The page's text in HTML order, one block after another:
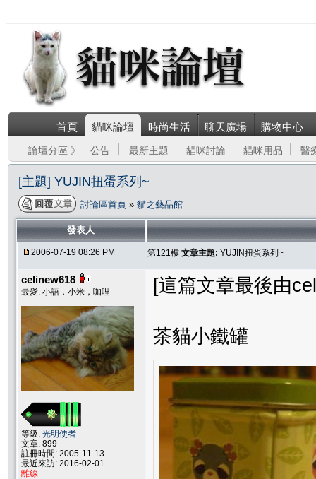
首頁 貓咪論壇 時尚生活 聊天廣場 購物中心
論壇分區 》 公告 最新主題 貓咪討論 貓咪用品 醫
[主題] YUJIN扭蛋系列~
討論區首頁 » 貓之藝品館
發表人
2006-07-19 08:26 PM 第121樓 文章主題: YUJIN扭蛋系列~
celinew618
最愛: 小語，小米，咖哩
等級: 光明使者
文章: 899
註冊時間: 2005-11-13
最近來訪: 2016-02-01
離線
[這篇文章最後由
茶貓小鐵罐